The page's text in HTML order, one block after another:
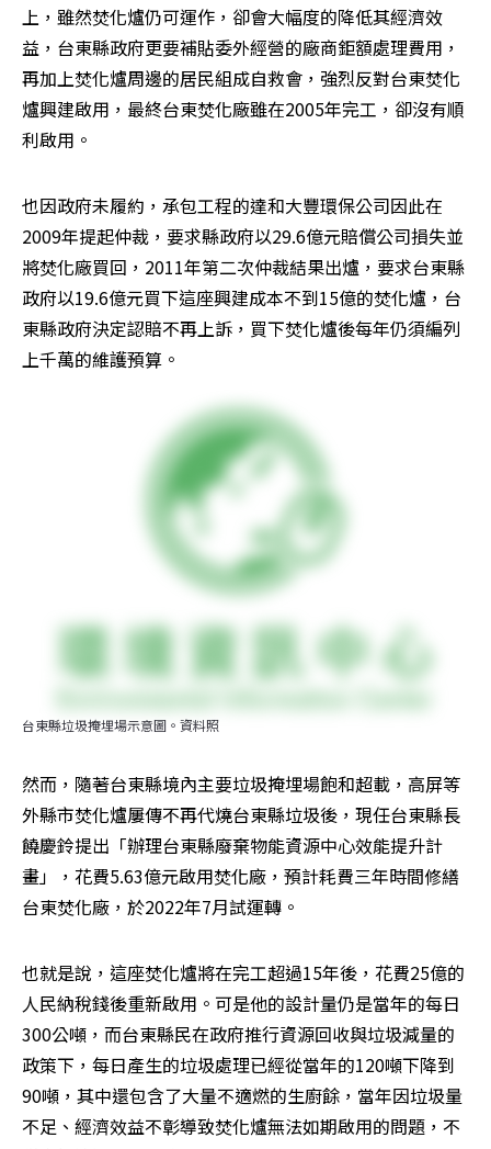
上，雖然焚化爐仍可運作，卻會大幅度的降低其經濟效
益，台東縣政府更要補貼委外經營的廠商鉅額處理費用，
再加上焚化爐周邊的居民組成自救會，強烈反對台東焚化
爐興建啟用，最終台東焚化廠雖在2005年完工，卻沒有順
利啟用。
也因政府未履約，承包工程的達和大豐環保公司因此在
2009年提起仲裁，要求縣政府以29.6億元賠償公司損失並
將焚化廠買回，2011年第二次仲裁結果出爐，要求台東縣
政府以19.6億元買下這座興建成本不到15億的焚化爐，台
東縣政府決定認賠不再上訴，買下焚化爐後每年仍須編列
上千萬的維護預算。
台東縣垃圾掩埋場示意圖。資料照
然而，隨著台東縣境內主要垃圾掩埋場飽和超載，高屏等
外縣市焚化爐屢傳不再代燒台東縣垃圾後，現任台東縣長
饒慶鈴提出「辦理台東縣廢棄物能資源中心效能提升計
畫」，花費5.63億元啟用焚化廠，預計耗費三年時間修繕
台東焚化廠，於2022年7月試運轉。
也就是說，這座焚化爐將在完工超過15年後，花費25億的
人民納稅錢後重新啟用。可是他的設計量仍是當年的每日
300公噸，而台東縣民在政府推行資源回收與垃圾減量的
政策下，每日產生的垃圾處理已經從當年的120噸下降到
90噸，其中還包含了大量不適燃的生廚餘，當年因垃圾量
不足、經濟效益不彰導致焚化爐無法如期啟用的問題，不